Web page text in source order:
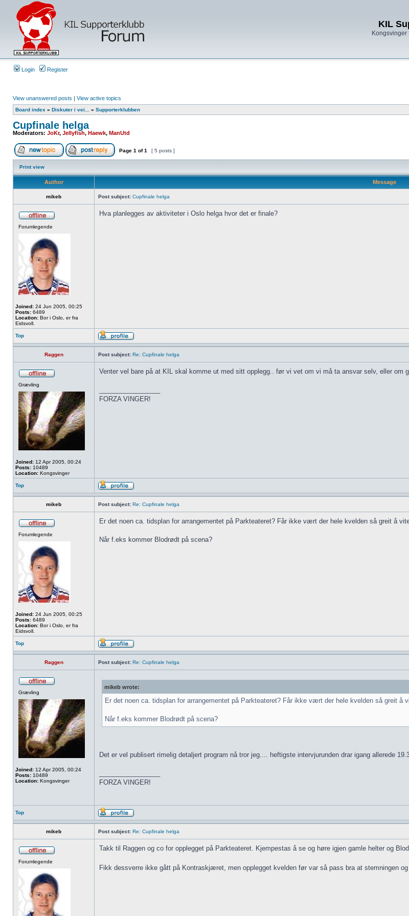
KIL
Login Register
View unanswered posts | View active topics
Board index » Diskuter i vei... » Supporterklubben
Cupfinale helga
Moderators: JoKr, Jellyfish, Haewk, ManUtd
Page 1 of1 [ 5 posts ]
Print view
Author Message
mikeb Post subject: Cupfinale helga
Forumlegende
Joined: 24 Jun 2005, 00:25
Posts: 6489
Location: Bor i Oslo, er fra
Eidsvoll.
Hva planlegges av aktiviteter i Oslo helga hvor det er finale?
Top
Raggen Post subject: Re: Cupfinale helga
Grævling
Joined: 12 Apr 2005, 00:24
Posts: 10489
Location: Kongsvinger
Venter vel bare på at KIL skal komme ut med sitt opplegg.. før vi vet om vi må ta ansvar selv, eller om
FORZA VINGER!
Top
mikeb Post subject: Re: Cupfinale helga
Forumlegende
Joined: 24 Jun 2005, 00:25
Posts: 6489
Location: Bor i Oslo, er fra
Eidsvoll.
Er det noen ca. tidsplan for arrangementet på Parkteateret? Får ikke vært der hele kvelden så greit å
Når f.eks kommer Blodrødt på scena?
Top
Raggen Post subject: Re: Cupfinale helga
Grævling
Joined: 12 Apr 2005, 00:24
Posts: 10489
Location: Kongsvinger
mikeb wrote:
Er det noen ca. tidsplan for arrangementet på Parkteateret? Får ikke vært der hele kvelden så greit å
Når f.eks kommer Blodrødt på scena?
Det er vel publisert rimelig detaljert program nå tror jeg.... heftigste intervjurunden drar igang allerede
FORZA VINGER!
Top
mikeb Post subject: Re: Cupfinale helga
Forumlegende
Takk til Raggen og co for opplegget på Parkteateret. Kjempestas å se og høre igjen gamle helter og
Fikk dessverre ikke gått på Kontraskjæret, men opplegget kvelden før var så pass bra at stemningen